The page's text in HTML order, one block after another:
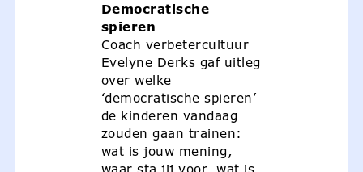
Democratische
spieren
Coach verbetercultuur
Evelyne Derks gaf uitleg
over welke
‘democratische spieren’
de kinderen vandaag
zouden gaan trainen:
wat is jouw mening,